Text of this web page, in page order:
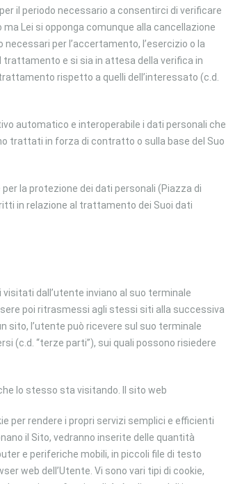
il periodo necessario a consentirci di verificare
Lei si opponga comunque alla cancellazione
per l’accertamento, l’esercizio o la
trattamento e si sia in attesa della verifica in
rispetto a quelli dell’interessato (c.d.
automatico e interoperabile i dati personali che
trattati in forza di contratto o sulla base del Suo
la protezione dei dati personali (Piazza di
in relazione al trattamento dei Suoi dati
dall’utente inviano al suo terminale
poi ritrasmessi agli stessi siti alla successiva
sito, l’utente può ricevere sul suo terminale
(c.d. “terze parti”), sui quali possono risiedere
lo stesso sta visitando. Il sito web
per rendere i propri servizi semplici e efficienti
il Sito, vedranno inserite delle quantità
e periferiche mobili, in piccoli file di testo
web dell’Utente. Vi sono vari tipi di cookie,